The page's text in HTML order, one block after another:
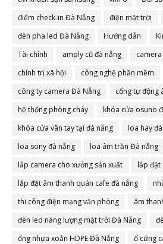
điểm check-in Đà Nẵng
điện mặt trời
đèn pha led Đà Nẵng
Hướng dẫn
Tài chính
amply cũ đà nẵng
chính trị xã hội
công nghệ phần mềm
công ty camera Đà Nẵng
cổng tự động
hệ thống phòng cháy
khóa cửa osuno
khóa cửa vân tay tại đà nẵng
loa hay
loa sony đà nẵng
loa âm trần Đà nẵng
lắp camera cho xưởng sản xuất
lắp đặt
lắp đặt âm thanh quán cafe đà nẵng
thi công điện mạng văn phòng
âm
đèn led năng lượng mặt trời Đà Nẵng
ống nhựa xoắn HDPE Đà Nẵng
ổ cứng